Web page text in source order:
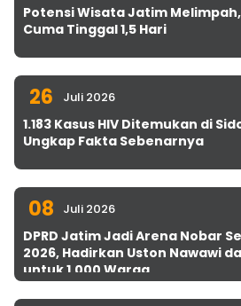
Potensi Wisata Jatim
Cuma Tinggal 1,5 Hari
26 Juli 2026
1.183 Kasus HIV Ditemukan di
Ungkap Fakta Sebenarnya
08 Juli 2026
DPRD Jatim Jadi Arena Nobar
2026, Hadirkan Uston Nawawi
untuk 1.000 Warga